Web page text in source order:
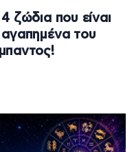
ζώδια που είναι
του